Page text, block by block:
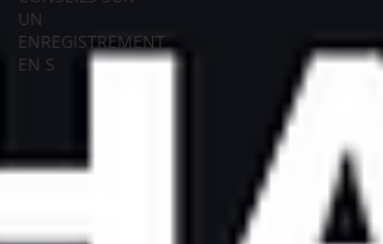
UN
ENREGISTREMENT
EN S